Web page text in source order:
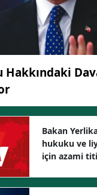
Hakkındaki
Bakan
hukuku ve
için azami